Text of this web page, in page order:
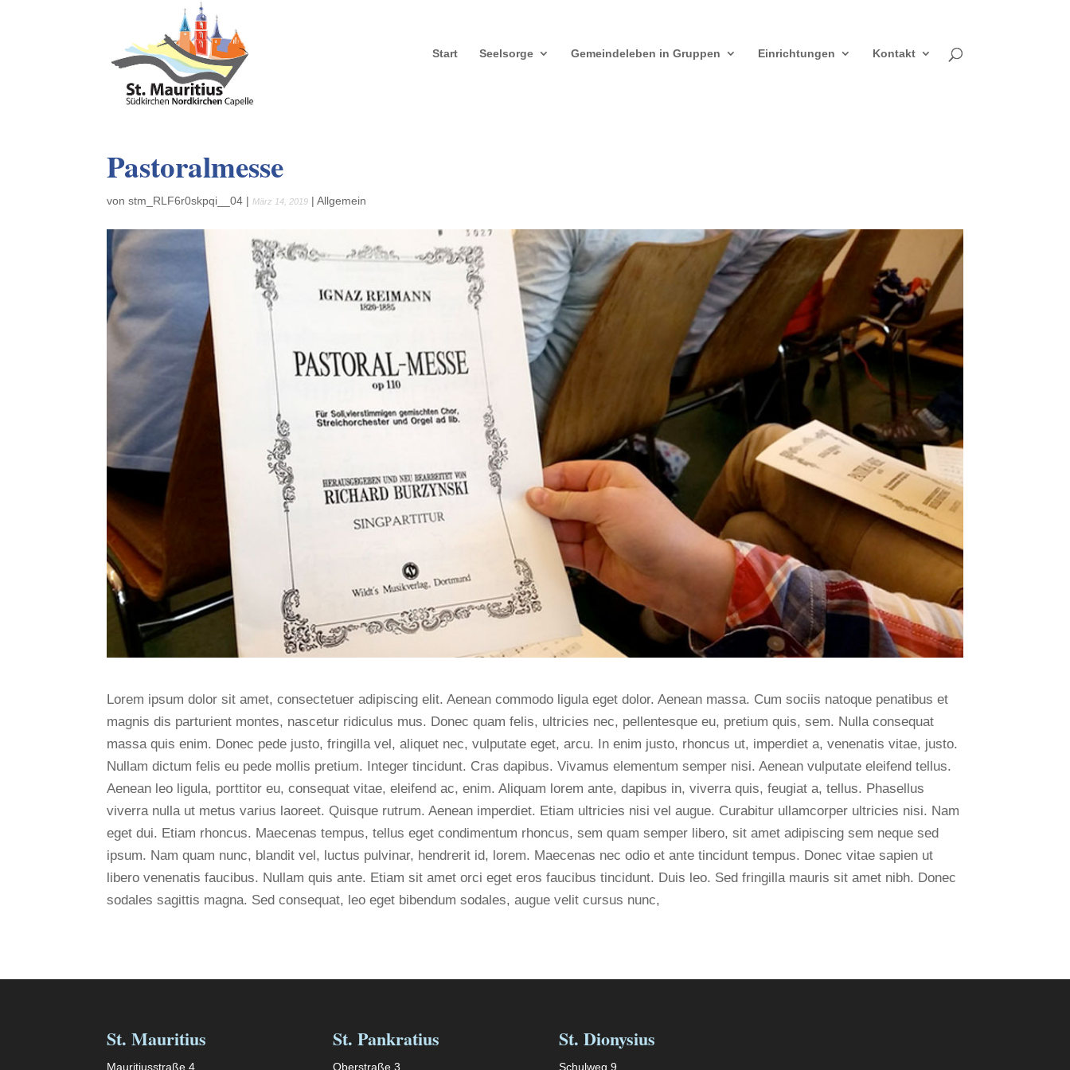
Start Seelsorge Gemeindeleben in Gruppen Einrichtungen Kontakt
Pastoralmesse
vonstm_RLF6r0skpqi__04 | März 14, 2019 |Allgemein
Lorem ipsum dolor sit amet, consectetuer adipiscing elit. Aenean commodo ligula eget dolor. Aenean massa. Cum sociis natoque penatibus et
magnis dis parturient montes, nascetur ridiculus mus. Donec quam felis, ultricies nec, pellentesque eu, pretium quis, sem. Nulla consequat
massa quis enim. Donec pede justo, fringilla vel, aliquet nec, vulputate eget, arcu. In enim justo, rhoncus ut, imperdiet a, venenatis vitae, justo.
Nullam dictum felis eu pede mollis pretium. Integer tincidunt. Cras dapibus. Vivamus elementum semper nisi. Aenean vulputate eleifend tellus.
Aenean leo ligula, porttitor eu, consequat vitae, eleifend ac, enim. Aliquam lorem ante, dapibus in, viverra quis, feugiat a, tellus. Phasellus
viverra nulla ut metus varius laoreet. Quisque rutrum. Aenean imperdiet. Etiam ultricies nisi vel augue. Curabitur ullamcorper ultricies nisi. Nam
eget dui. Etiam rhoncus. Maecenas tempus, tellus eget condimentum rhoncus, sem quam semper libero, sit amet adipiscing sem neque sed
ipsum. Nam quam nunc, blandit vel, luctus pulvinar, hendrerit id, lorem. Maecenas nec odio et ante tincidunt tempus. Donec vitae sapien ut
libero venenatis faucibus. Nullam quis ante. Etiam sit amet orci eget eros faucibus tincidunt. Duis leo. Sed fringilla mauris sit amet nibh. Donec
sodales sagittis magna. Sed consequat, leo eget bibendum sodales, augue velit cursus nunc,
St. Mauritius
Mauritiusstraße 4
St. Pankratius
Oberstraße 3
St. Dionysius
Schulweg 9